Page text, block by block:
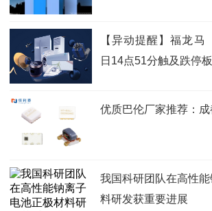
【异动提醒】福龙马
日14点51分触及跌停板
优质巴伦厂家推荐：
我国科研团队在高性
料研发获重要进展